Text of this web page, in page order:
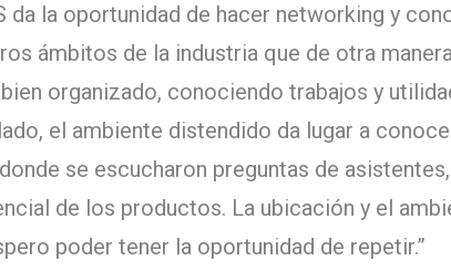
da la oportunidad de hacer networking y
ámbitos de la industria que de otra
organizado, conociendo trabajos y
el ambiente distendido da lugar a
se escucharon preguntas de
de los productos. La ubicación y el
poder tener la oportunidad de repetir.”